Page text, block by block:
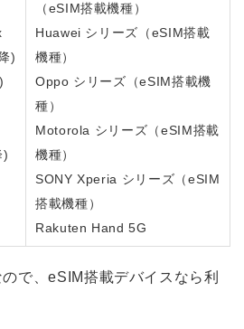
)
)
（eSIM搭載機種）
Huawei シリーズ（eSIM搭載
機種）
Oppo シリーズ（eSIM搭載機
種）
Motorola シリーズ（eSIM搭載
機種）
SONY Xperia シリーズ（eSIM
搭載機種）
Rakuten Hand 5G
ので、eSIM搭載デバイスなら利